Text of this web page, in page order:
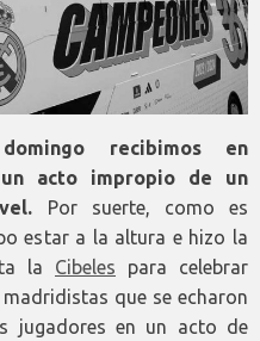
recibimos en
acto impropio de un
Por suerte, como es
estar a la altura e hizo la
la Cibeles para celebrar
que se echaron
jugadores en un acto de